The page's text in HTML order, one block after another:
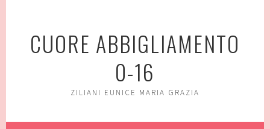
contenutoCUORE ABBIGLIAMENTO
0-16
ZILIANI EUNICE MARIA GRAZIA